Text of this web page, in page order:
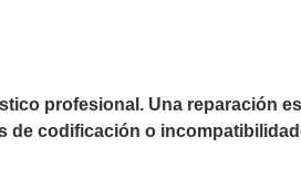
profesional. Una reparación
codificación o